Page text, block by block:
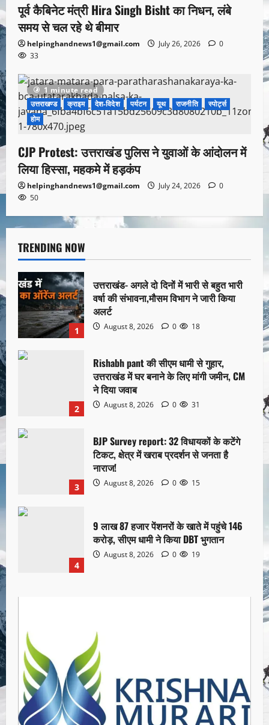
पूर्व कैबिनेट मंत्री Hira Singh Bisht का निधन, लंबे
समय से चल रहे थे बीमार
helpinghandnews1@gmail.com July 26, 2026
0
33
1 minute read
उत्तराखण्ड
क्राइम देश-विदेश पर्यटन यूथ राजनीति
स्पोर्ट्स
होम
CJP Protest: उत्तराखंड पुलिस ने युवाओं के आंदोलन में
लिया हिस्सा, महकमे में हड़कंप
helpinghandnews1@gmail.com July 24, 2026
0
50
TRENDING NOW
1
उत्तराखंड- अगले दो दिनों में भारी से बहुत भारी
वर्षा की संभावना,मौसम विभाग ने जारी किया
अलर्ट
August 8, 2026 0 18
2
Rishabh pant की सीएम धामी से गुहार,
उत्तराखंड में घर बनाने के लिए मांगी जमीन, CM
ने दिया जवाब
August 8, 2026 0 31
3
BJP Survey report: 32 विधायकों के कटेंगे
टिकट, क्षेत्र में खराब प्रदर्शन से जनता है
नाराज!
August 8, 2026 0 15
4
9 लाख 87 हजार पेंशनरों के खाते में पहुंचे 146
करोड़, सीएम धामी ने किया DBT भुगतान
August 8, 2026 0 19